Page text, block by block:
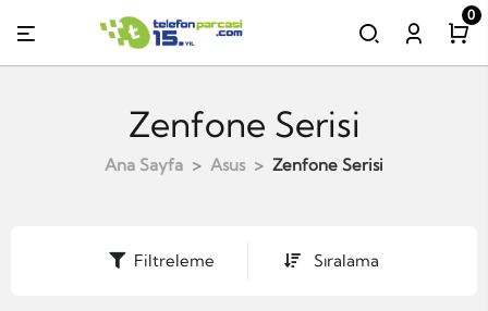
0
Zenfone Serisi
Ana Sayfa Asus Zenfone Serisi
Filtreleme Sıralama